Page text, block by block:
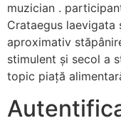
muzician .
Crataegus
aproximativ
stimulent și secol a
topic piață